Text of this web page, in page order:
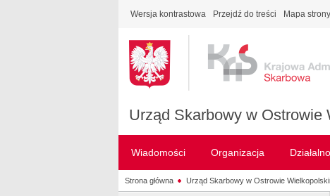
Wersja kontrastowa Przejdź do treści Mapa strony
Urząd Skarbowy w Ostrowie
Wiadomości Organizacja
Strona główna Urząd Skarbowy w Ostrowie